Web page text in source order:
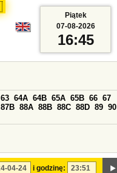
i godzinę:
63 64A 64B 65A 65B 66 67
87B 88A 88B 88C 88D 89 90
Piątek
07-08-2026
16:45